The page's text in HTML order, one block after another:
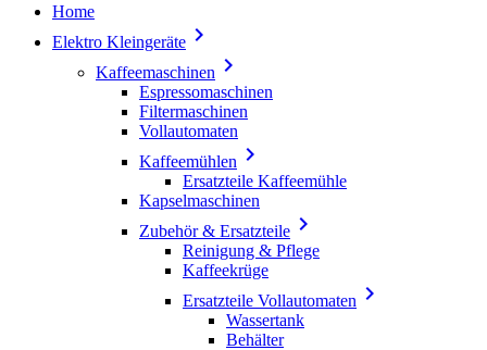
Home
Elektro Kleingeräte 
Kaffeemaschinen 
Espressomaschinen
Filtermaschinen
Vollautomaten
Kaffeemühlen 
Ersatzteile Kaffeemühle
Kapselmaschinen
Zubehör & Ersatzteile 
Reinigung & Pflege
Kaffeekrüge
Ersatzteile Vollautomaten 
Wassertank
Behälter